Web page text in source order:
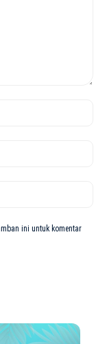
ini untuk komentar